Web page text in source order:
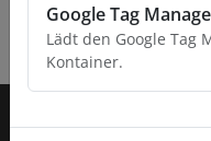
Fußzeile
Google Tag
Lädt den Google Tag
Kontainer.